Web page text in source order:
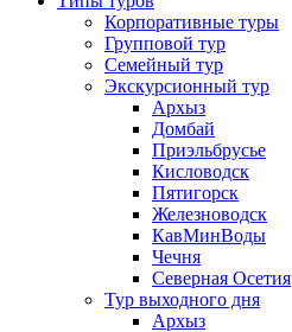
Корпоративные туры
Групповой тур
Семейный тур
Экскурсионный тур
Архыз
Домбай
Приэльбрусье
Кисловодск
Пятигорск
Железноводск
КавМинВоды
Чечня
Северная Осетия
Тур выходного дня
Архыз